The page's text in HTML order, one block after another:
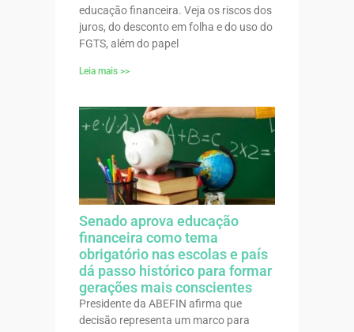
educação financeira. Veja os riscos dos
juros, do desconto em folha e do uso do
FGTS, além do papel
Leia mais >>
Senado aprova educação
financeira como tema
obrigatório nas escolas e país
dá passo histórico para formar
gerações mais conscientes
Presidente da ABEFIN afirma que
decisão representa um marco para